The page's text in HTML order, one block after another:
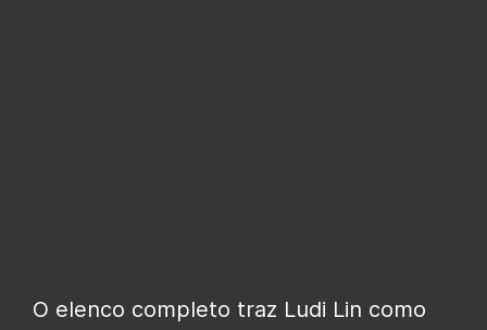
O elenco completo traz Ludi Lin como